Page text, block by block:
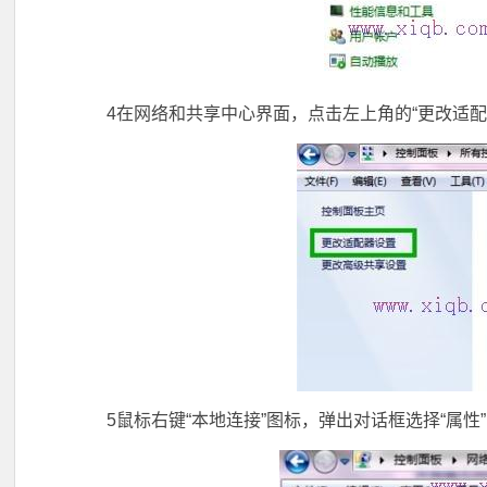
4在网络和共享中心界面，点击左上角的“更改适配
5鼠标右键“本地连接”图标，弹出对话框选择“属性”